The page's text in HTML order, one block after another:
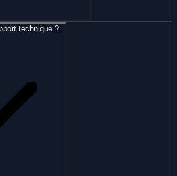
technique ?